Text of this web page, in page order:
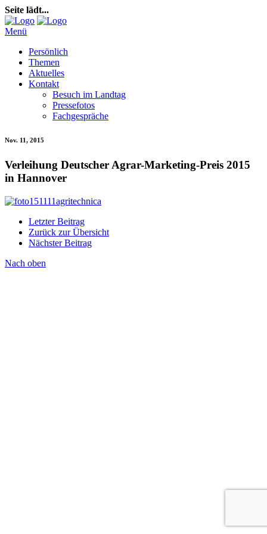
Seite lädt...
Menü
Persönlich
Themen
Aktuelles
Kontakt
Besuch im Landtag
Pressefotos
Fachgespräche
Nov. 11, 2015
Verleihung Deutscher Agrar-Marketing-Preis 2015
in Hannover
Letzter Beitrag
Zurück zur Übersicht
Nächster Beitrag
Nach oben